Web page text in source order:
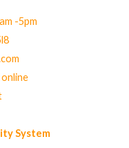
-5pm
System